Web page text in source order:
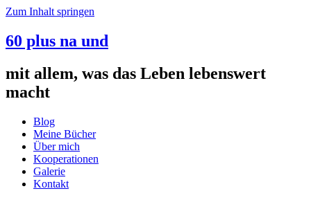
Zum Inhalt springen
60 plus na und
mit allem, was das Leben lebenswert
macht
Blog
Meine Bücher
Über mich
Kooperationen
Galerie
Kontakt